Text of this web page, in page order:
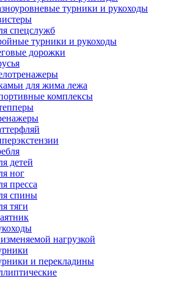
турники и рукоходы
спецслужб
турники и рукоходы
дорожки
для жима лежа
комплексы
детей
ног
пресса
спины
тяги
нагрузкой
и перекладины